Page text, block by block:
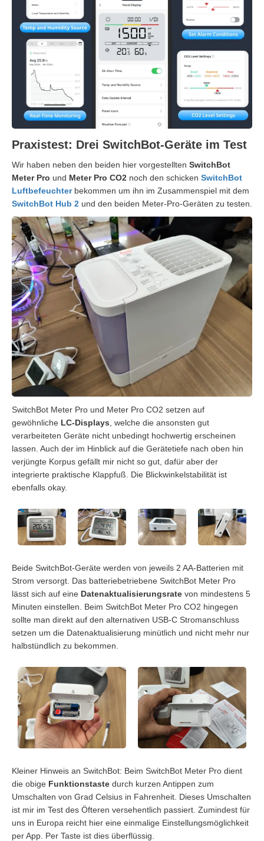
Praxistest: Drei SwitchBot-Geräte im Test
Wir haben neben den beiden hier vorgestellten SwitchBot
Meter Pro und Meter Pro CO2 noch den schicken SwitchBot
Luftbefeuchterbekommen um ihn im Zusammenspiel mit dem
SwitchBot Hub 2 und den beiden Meter-Pro-Geräten zu testen.
SwitchBot Meter Pro und Meter Pro CO2 setzen auf
gewöhnliche LC-Displays, welche die ansonsten gut
verarbeiteten Geräte nicht unbedingt hochwertig erscheinen
lassen. Auch der im Hinblick auf die Gerätetiefe nach oben hin
verjüngte Korpus gefällt mir nicht so gut, dafür aber der
integrierte praktische Klappfuß. Die Blickwinkelstabilität ist
ebenfalls okay.
Beide SwitchBot-Geräte werden von jeweils 2 AA-Batterien mit
Strom versorgt. Das batteriebetriebene SwitchBot Meter Pro
lässt sich auf eine Datenaktualisierungsrate von mindestens 5
Minuten einstellen. Beim SwitchBot Meter Pro CO2 hingegen
sollte man direkt auf den alternativen USB-C Stromanschluss
setzen um die Datenaktualisierung minütlich und nicht mehr nur
halbstündlich zu bekommen.
Kleiner Hinweis an SwitchBot: Beim SwitchBot Meter Pro dient
die obige Funktionstaste durch kurzen Antippen zum
Umschalten von Grad Celsius in Fahrenheit. Dieses Umschalten
ist mir im Test des Öfteren versehentlich passiert. Zumindest für
uns in Europa reicht hier eine einmalige Einstellungsmöglichkeit
per App. Per Taste ist dies überflüssig.